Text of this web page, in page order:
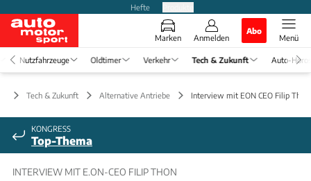
Hefte
Marken Anmelden
Abo
Menü
Nutzfahrzeuge Oldtimer Verkehr Tech & Zukunft Auto-
Tech & Zukunft Alternative Antriebe Interview mit EON CEO Filip Thon
KONGRESS
Top-Thema
INTERVIEW MIT E.ON-CEO FILIP THON